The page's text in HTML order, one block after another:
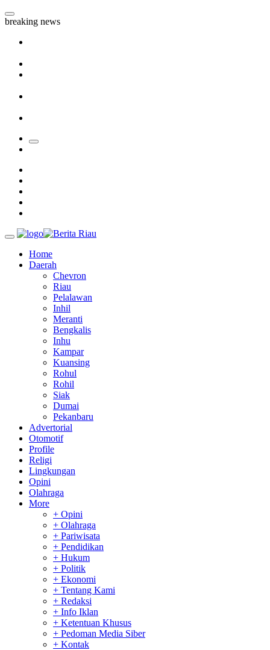
breaking news
Home
Daerah
Chevron
Riau
Pelalawan
Inhil
Meranti
Bengkalis
Inhu
Kampar
Kuansing
Rohul
Rohil
Siak
Dumai
Pekanbaru
Advertorial
Otomotif
Profile
Religi
Lingkungan
Opini
Olahraga
More
+ Opini
+ Olahraga
+ Pariwisata
+ Pendidikan
+ Hukum
+ Politik
+ Ekonomi
+ Tentang Kami
+ Redaksi
+ Info Iklan
+ Ketentuan Khusus
+ Pedoman Media Siber
+ Kontak